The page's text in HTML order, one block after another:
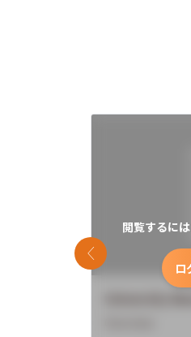
閲覧するに
ロ
前のスライド